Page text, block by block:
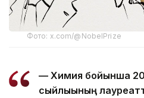
Фото: x.com/@NobelPrize
— Химия бойынша
сыйлығының